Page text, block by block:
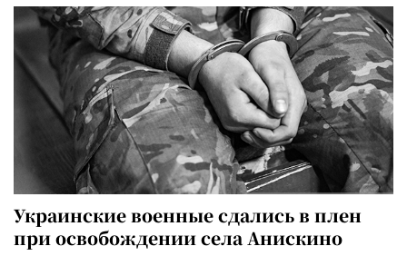
Украинские военные сдались в плен
при освобождении села Анискино